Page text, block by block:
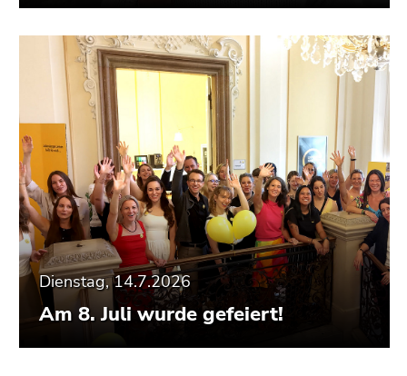
Dienstag, 14.7.2026
Am 8. Juli wurde gefeiert!